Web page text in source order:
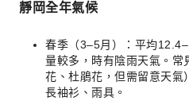
靜岡全年氣候
春季（3–5月）：平均
量較多，時有陰雨天氣。常
花、杜鵑花，但需留意天氣
長袖衫、雨具。